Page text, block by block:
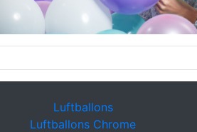
Luftballons
Luftballons Chrome